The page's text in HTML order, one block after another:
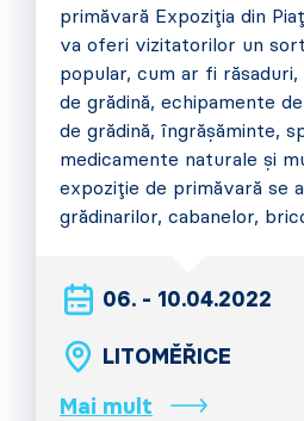
primăvară Expoziția din
va oferi vizitatorilor un
popular, cum ar fi
de grădină, echipamente
de grădină, îngrășăminte,
medicamente naturale și
expoziție de primăvară se
grădinarilor, cabanelor,
06. - 10.04.2022
LITOMĚŘICE
Mai mult